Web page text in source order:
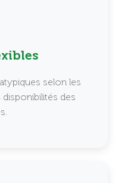
selon les
disponibilités des